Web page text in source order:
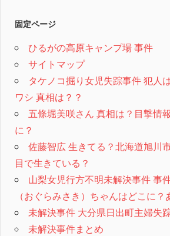
固定ページ
ひるがの高原キャンプ場 事件
サイトマップ
タケノコ掘り女児失踪事件 犯人
ワシ 真相は？？
五條堀美咲さん 真相は？目撃情
に？
佐藤智広 生きてる？北海道旭川
目で生きている？
山梨女児行方不明未解決事件 事
（おぐらみさき）ちゃんはどこに
未解決事件 大分県日出町主婦失
未解決事件まとめ